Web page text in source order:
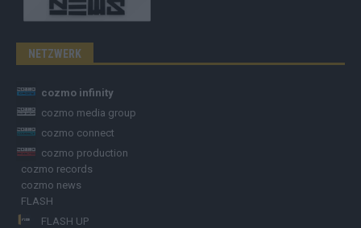
NETZWERK
cozmo infinity
cozmo media group
cozmo connect
cozmo production
cozmo records
cozmo news
FLASH
FLASH UP